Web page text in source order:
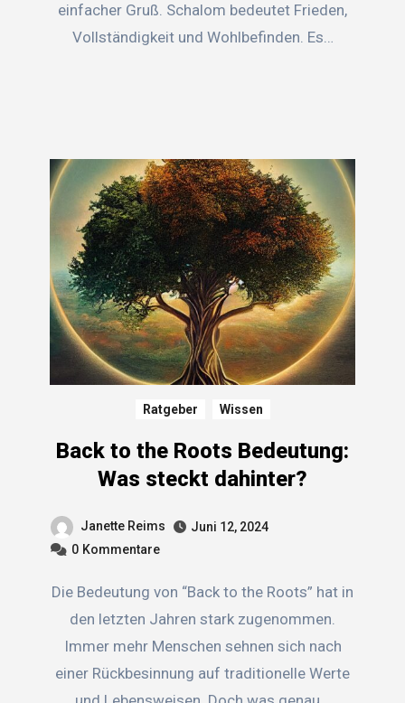
einfacher Gruß. Schalom bedeutet Frieden,
Vollständigkeit und Wohlbefinden. Es…
Ratgeber Wissen
Back to the Roots Bedeutung:
Was steckt dahinter?
Janette Reims
Juni 12, 2024
0 Kommentare
Die Bedeutung von “Back to the Roots” hat in
den letzten Jahren stark zugenommen.
Immer mehr Menschen sehnen sich nach
einer Rückbesinnung auf traditionelle Werte